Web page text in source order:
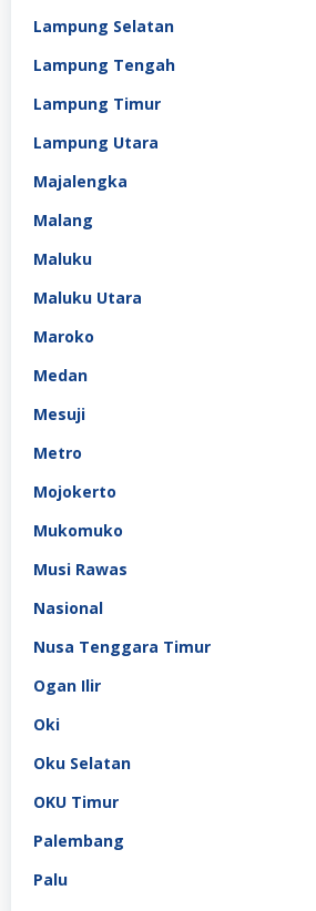
Lampung Selatan
Lampung Tengah
Lampung Timur
Lampung Utara
Majalengka
Malang
Maluku
Maluku Utara
Maroko
Medan
Mesuji
Metro
Mojokerto
Mukomuko
Musi Rawas
Nasional
Nusa Tenggara Timur
Ogan Ilir
Oki
Oku Selatan
OKU Timur
Palembang
Palu